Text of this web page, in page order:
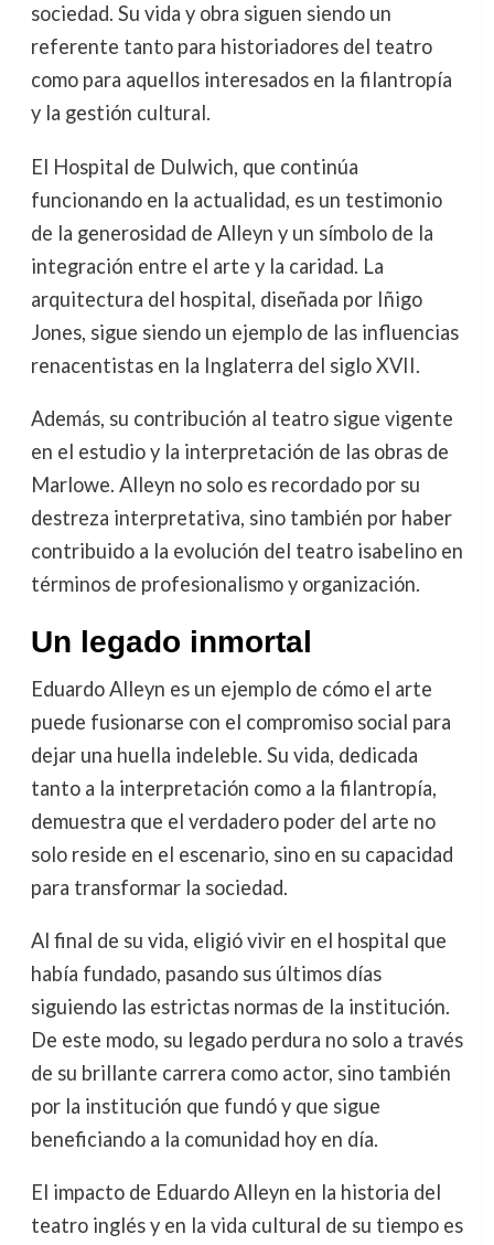
sociedad. Su vida y obra siguen siendo un
referente tanto para historiadores del teatro
como para aquellos interesados en la filantropía
y la gestión cultural.
El Hospital de Dulwich, que continúa
funcionando en la actualidad, es un testimonio
de la generosidad de Alleyn y un símbolo de la
integración entre el arte y la caridad. La
arquitectura del hospital, diseñada por Iñigo
Jones, sigue siendo un ejemplo de las influencias
renacentistas en la Inglaterra del siglo XVII.
Además, su contribución al teatro sigue vigente
en el estudio y la interpretación de las obras de
Marlowe. Alleyn no solo es recordado por su
destreza interpretativa, sino también por haber
contribuido a la evolución del teatro isabelino en
términos de profesionalismo y organización.
Un legado inmortal
Eduardo Alleyn es un ejemplo de cómo el arte
puede fusionarse con el compromiso social para
dejar una huella indeleble. Su vida, dedicada
tanto a la interpretación como a la filantropía,
demuestra que el verdadero poder del arte no
solo reside en el escenario, sino en su capacidad
para transformar la sociedad.
Al final de su vida, eligió vivir en el hospital que
había fundado, pasando sus últimos días
siguiendo las estrictas normas de la institución.
De este modo, su legado perdura no solo a través
de su brillante carrera como actor, sino también
por la institución que fundó y que sigue
beneficiando a la comunidad hoy en día.
El impacto de Eduardo Alleyn en la historia del
teatro inglés y en la vida cultural de su tiempo es